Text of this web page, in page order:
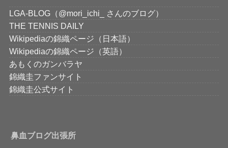
LGA-BLOG（@mori_ichi_ さんのブログ）
THE TENNIS DAILY
Wikipediaの錦織ページ（日本語）
Wikipediaの錦織ページ（英語）
あもくのガンバラヤ
錦織圭ファンサイト
錦織圭公式サイト
鼻血ブログ出張所